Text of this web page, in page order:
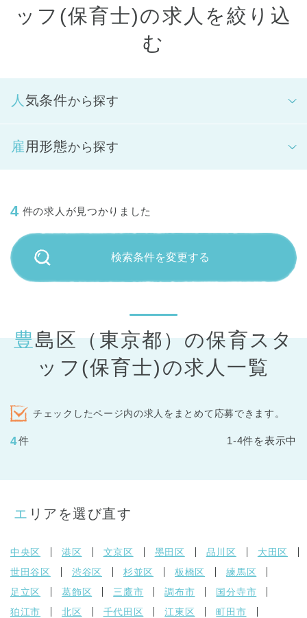
周辺業務もお願いしています。
こどもたちにとっては、安心して過ごせる保育園にいるおとな
の一人です。スタッフ間のチームワークを大切にしながら、そ
ッフ(保育士)の求人を絞り込
む
人気条件から探す
雇用形態から探す
4 件の求人が見つかりました
検索条件を変更する
豊島区（東京都）の保育スタ
ッフ(保育士)の求人一覧
チェックしたページ内の求人をまとめて応募できます。
4件 1-4件を表示中
エリアを選び直す
中央区 港区 文京区 墨田区 品川区
大田区
世田谷区
渋谷区 杉並区 板橋区
練馬区
足立区
葛飾区 三鷹市 調布市
国分寺市
狛江市
北区 千代田区 江東区
町田市